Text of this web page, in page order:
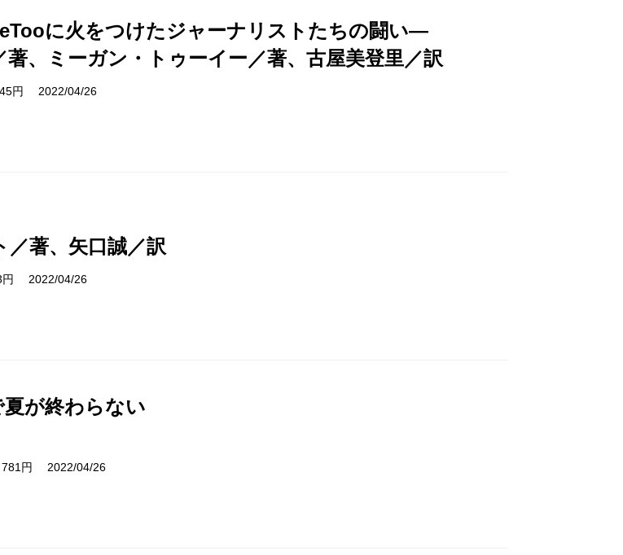
に火をつけたジャーナリストたちの闘い―
、ミーガン・トゥーイー／著、古屋美登里／訳
円 2022/04/26
著、矢口誠／訳
2022/04/26
が終わらない
円 2022/04/26